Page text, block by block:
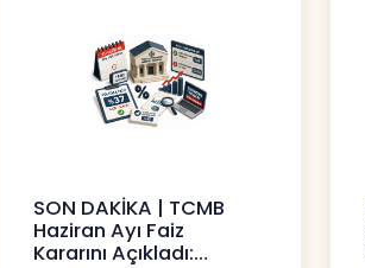
SON DAKİKA | TCMB
Haziran Ayı Faiz
Kararını Açıkladı: